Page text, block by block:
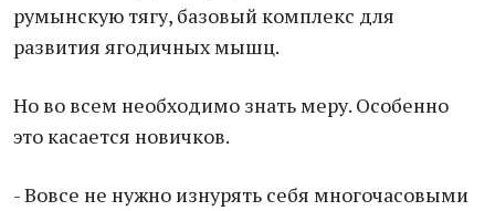
румынскую тягу, базовый комплекс для
развития ягодичных мышц.
Но во всем необходимо знать меру. Особенно
это касается новичков.
- Вовсе не нужно изнурять себя многочасовыми